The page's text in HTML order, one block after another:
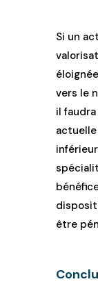
Si un
vers le
il
actuelle
être